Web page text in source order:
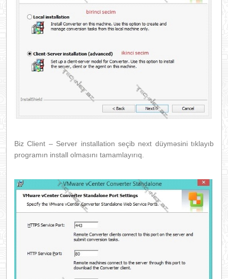
Biz Client – Server installation seçib next düyməsini tıklayıb
programın install olmasını tamamlayırıq.